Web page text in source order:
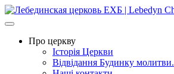
Про церкву
Історія Церкви
Відвідання Будинку молитви.